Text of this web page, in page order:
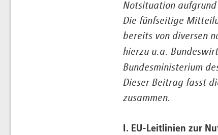
Notsituation aufgrund
Die fünfseitige
bereits von diversen
hierzu u.a.
Bundesministerium
Dieser Beitrag fasst
zusammen.
I. EU-Leitlinien zur